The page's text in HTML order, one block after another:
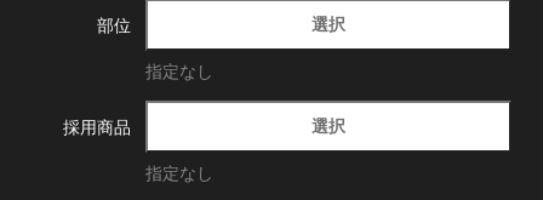
部位 選択
指定なし
採用商品 選択
指定なし